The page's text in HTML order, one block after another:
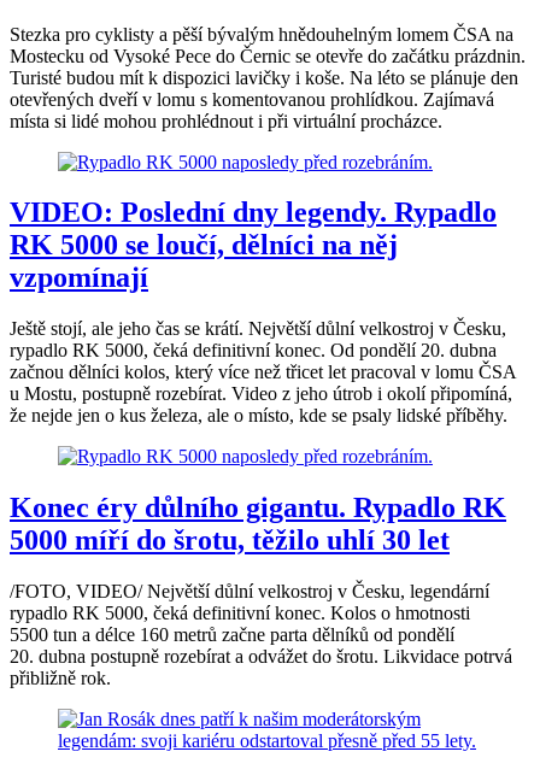
Stezka pro cyklisty a pěší bývalým hnědouhelným lomem ČSA na
Mostecku od Vysoké Pece do Černic se otevře do začátku prázdnin.
Turisté budou mít k dispozici lavičky i koše. Na léto se plánuje den
otevřených dveří v lomu s komentovanou prohlídkou. Zajímavá
místa si lidé mohou prohlédnout i při virtuální procházce.
VIDEO: Poslední dny legendy. Rypadlo
RK 5000 se loučí, dělníci na něj
vzpomínají
Ještě stojí, ale jeho čas se krátí. Největší důlní velkostroj v Česku,
rypadlo RK 5000, čeká definitivní konec. Od pondělí 20. dubna
začnou dělníci kolos, který více než třicet let pracoval v lomu ČSA
u Mostu, postupně rozebírat. Video z jeho útrob i okolí připomíná,
že nejde jen o kus železa, ale o místo, kde se psaly lidské příběhy.
Konec éry důlního gigantu. Rypadlo RK
5000 míří do šrotu, těžilo uhlí 30 let
/FOTO, VIDEO/ Největší důlní velkostroj v Česku, legendární
rypadlo RK 5000, čeká definitivní konec. Kolos o hmotnosti
5500 tun a délce 160 metrů začne parta dělníků od pondělí
20. dubna postupně rozebírat a odvážet do šrotu. Likvidace potrvá
přibližně rok.